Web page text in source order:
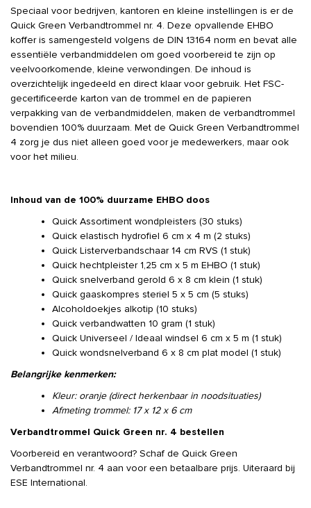
Speciaal voor bedrijven, kantoren en kleine instellingen is er de
Quick Green Verbandtrommel nr. 4. Deze opvallende EHBO
koffer is samengesteld volgens de DIN 13164 norm en bevat alle
essentiële verbandmiddelen om goed voorbereid te zijn op
veelvoorkomende, kleine verwondingen. De inhoud is
overzichtelijk ingedeeld en direct klaar voor gebruik. Het FSC-
gecertificeerde karton van de trommel en de papieren
verpakking van de verbandmiddelen, maken de verbandtrommel
bovendien 100% duurzaam. Met de Quick Green Verbandtrommel
4 zorg je dus niet alleen goed voor je medewerkers, maar ook
voor het milieu.
Inhoud van de 100% duurzame EHBO doos
Quick Assortiment wondpleisters (30 stuks)
Quick elastisch hydrofiel 6 cm x 4 m (2 stuks)
Quick Listerverbandschaar 14 cm RVS (1 stuk)
Quick hechtpleister 1,25 cm x 5 m EHBO (1 stuk)
Quick snelverband gerold 6 x 8 cm klein (1 stuk)
Quick gaaskompres steriel 5 x 5 cm (5 stuks)
Alcoholdoekjes alkotip (10 stuks)
Quick verbandwatten 10 gram (1 stuk)
Quick Universeel / Ideaal windsel 6 cm x 5 m (1 stuk)
Quick wondsnelverband 6 x 8 cm plat model (1 stuk)
Belangrijke kenmerken:
Kleur: oranje (direct herkenbaar in noodsituaties)
Afmeting trommel: 17 x 12 x 6 cm
Verbandtrommel Quick Green nr. 4 bestellen
Voorbereid en verantwoord? Schaf de Quick Green
Verbandtrommel nr. 4 aan voor een betaalbare prijs. Uiteraard bij
ESE International.